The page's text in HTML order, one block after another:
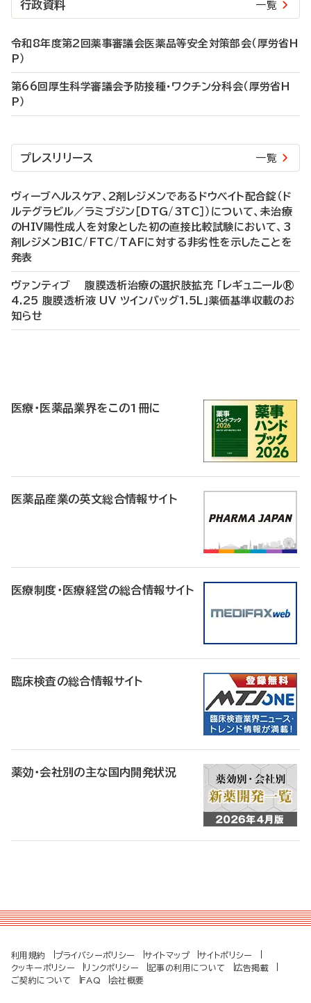
行政資料 一覧
令和8年度第2回薬事審議会医薬品等安全対策部会（厚労省H
P）
第66回厚生科学審議会予防接種・ワクチン分科会（厚労省H
P）
プレスリリース 一覧
ヴィーブヘルスケア、2剤レジメンであるドウベイト配合錠（ド
ルテグラビル／ラミブジン［DTG/3TC］）について、未治療
のHIV陽性成人を対象とした初の直接比較試験において、3
剤レジメンBIC/FTC/TAFに対する非劣性を示したことを
発表
ヴァンティブ 腹膜透析治療の選択肢拡充 「レギュニール®
4.25 腹膜透析液 UV ツインバッグ1.5L」薬価基準収載のお
知らせ
医療・医薬品業界をこの1冊に
医薬品産業の英文総合情報サイト
医療制度・医療経営の総合情報サイト
臨床検査の総合情報サイト
薬効・会社別の主な国内開発状況
利用規約 プライバシーポリシー サイトマップ
サイトポリシー
クッキーポリシー
リンクポリシー 記事の利用について
広告掲載
ご契約について
FAQ 会社概要